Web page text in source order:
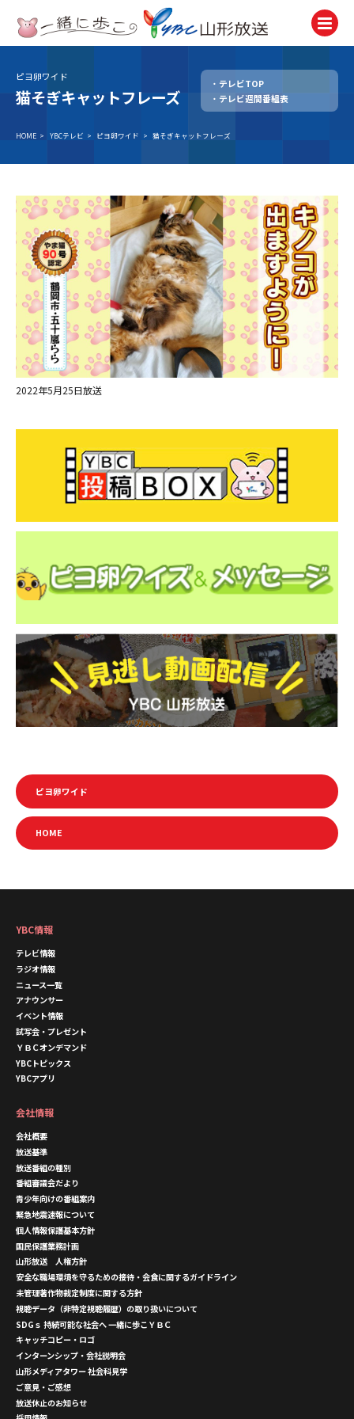
テレビ
TV
ラジオ
News
アナウンサー
Announcer
イベント
Event
試写会・プレゼント
Present
ＹＢＣオンデマンド
ピヨ卵ワイド
猫そぎキャットフレーズ
テレビTOP
テレビ週間番組表
HOME > YBCテレビ > ピヨ卵ワイド > 猫そぎキャットフレーズ
2022年5月25日放送
ピヨ卵ワイド
HOME
YBC情報
テレビ情報
ラジオ情報
ニュース一覧
アナウンサー
イベント情報
試写会・プレゼント
ＹＢＣオンデマンド
YBCトピックス
YBCアプリ
会社情報
会社概要
放送基準
放送番組の種別
番組審議会だより
青少年向けの番組案内
緊急地震速報について
個人情報保護基本方針
国民保護業務計画
山形放送 人権方針
安全な職場環境を守るための接待・会食に関するガイドライン
未管理著作物裁定制度に関する方針
視聴データ（非特定視聴履歴）の取り扱いについて
SDGｓ 持続可能な社会へ 一緒に歩こＹＢＣ
キャッチコピー・ロゴ
インターンシップ・会社説明会
山形メディアタワー 社会科見学
ご意見・ご感想
放送休止のお知らせ